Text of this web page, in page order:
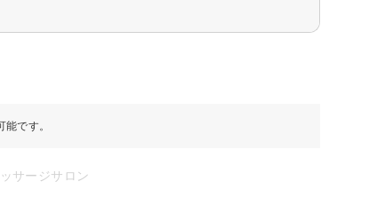
です。
サージサロン